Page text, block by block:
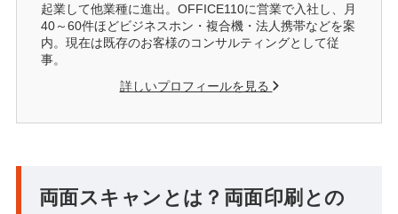
起業して他業種に進出。OFFICE110に営業で入社し、月
40～60件ほどビジネスホン・複合機・法人携帯などを案
内。現在は既存のお客様のコンサルティングとして従
事。
詳しいプロフィールを見る
両面スキャンとは？両面印刷との